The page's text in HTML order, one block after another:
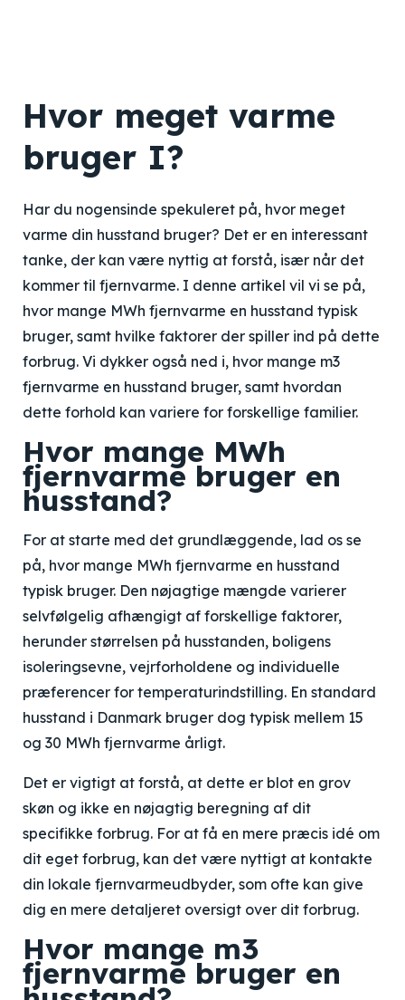
Hvor meget varme
bruger I?
Har du nogensinde spekuleret på, hvor meget
varme din husstand bruger? Det er en interessant
tanke, der kan være nyttig at forstå, især når det
kommer til fjernvarme. I denne artikel vil vi se på,
hvor mange MWh fjernvarme en husstand typisk
bruger, samt hvilke faktorer der spiller ind på dette
forbrug. Vi dykker også ned i, hvor mange m3
fjernvarme en husstand bruger, samt hvordan
dette forhold kan variere for forskellige familier.
Hvor mange MWh
fjernvarme bruger en
husstand?
For at starte med det grundlæggende, lad os se
på, hvor mange MWh fjernvarme en husstand
typisk bruger. Den nøjagtige mængde varierer
selvfølgelig afhængigt af forskellige faktorer,
herunder størrelsen på husstanden, boligens
isoleringsevne, vejrforholdene og individuelle
præferencer for temperaturindstilling. En standard
husstand i Danmark bruger dog typisk mellem 15
og 30 MWh fjernvarme årligt.
Det er vigtigt at forstå, at dette er blot en grov
skøn og ikke en nøjagtig beregning af dit
specifikke forbrug. For at få en mere præcis idé om
dit eget forbrug, kan det være nyttigt at kontakte
din lokale fjernvarmeudbyder, som ofte kan give
dig en mere detaljeret oversigt over dit forbrug.
Hvor mange m3
fjernvarme bruger en